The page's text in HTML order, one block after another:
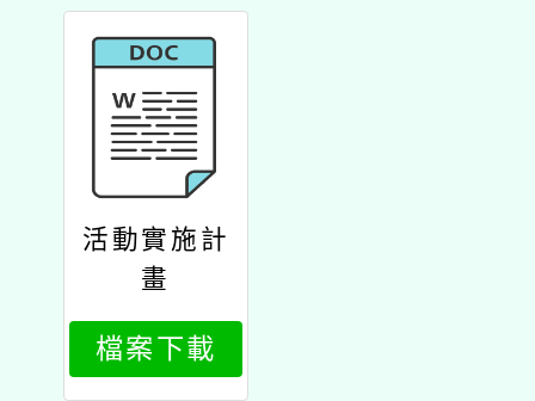
活動實施計
畫
檔案下載